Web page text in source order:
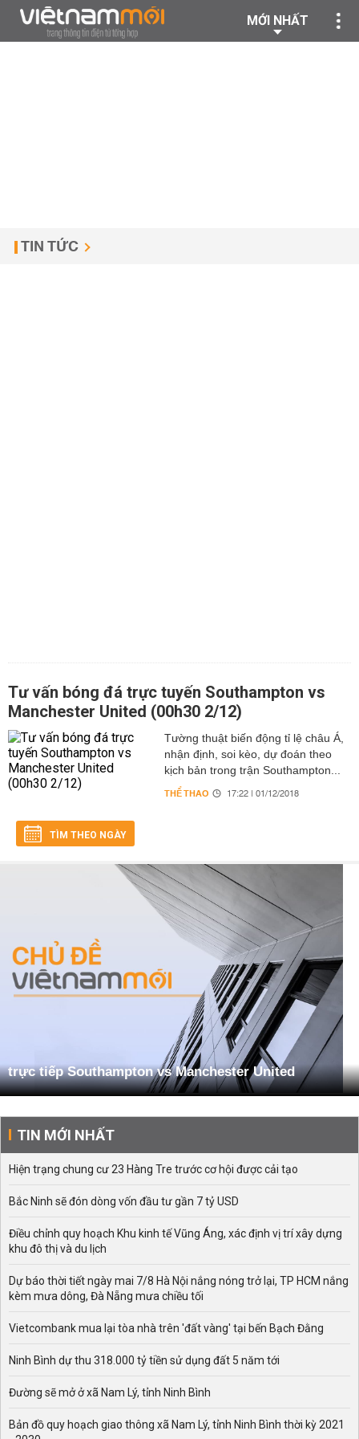
MỚI NHẤT
TIN TỨC
Tư vấn bóng đá trực tuyến Southampton vs
Manchester United (00h30 2/12)
Tường thuật biến động tỉ lệ châu Á,
nhận định, soi kèo, dự đoán theo
kịch bản trong trận Southampton...
THỂ THAO 17:22 | 01/12/2018
TÌM THEO NGÀY
trực tiếp Southampton vs Manchester United
TIN MỚI NHẤT
Hiện trạng chung cư 23 Hàng Tre trước cơ hội được cải tạo
Bắc Ninh sẽ đón dòng vốn đầu tư gần 7 tỷ USD
Điều chỉnh quy hoạch Khu kinh tế Vũng Áng, xác định vị trí xây dựng
khu đô thị và du lịch
Dự báo thời tiết ngày mai 7/8 Hà Nội nắng nóng trở lại, TP HCM nắng
kèm mưa dông, Đà Nẵng mưa chiều tối
Vietcombank mua lại tòa nhà trên 'đất vàng' tại bến Bạch Đằng
Ninh Bình dự thu 318.000 tỷ tiền sử dụng đất 5 năm tới
Đường sẽ mở ở xã Nam Lý, tỉnh Ninh Bình
Bản đồ quy hoạch giao thông xã Nam Lý, tỉnh Ninh Bình thời kỳ 2021